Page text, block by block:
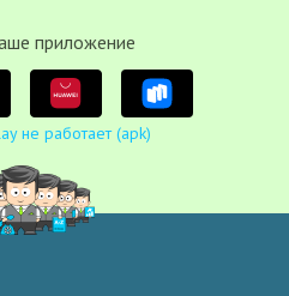
приложение
не работает (apk)